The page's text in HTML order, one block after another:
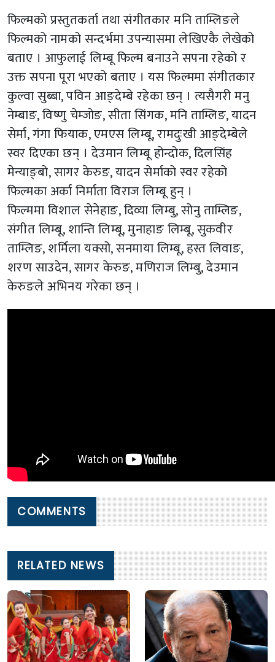
फिल्मको प्रस्तुतकर्ता तथा संगीतकार मनि ताम्लिङले
फिल्मको नामको सन्दर्भमा उपन्यासमा लेखिएकै लेखेको
बताए । आफुलाई लिम्बू फिल्म बनाउने सपना रहेको र
उक्त सपना पूरा भएको बताए । यस फिल्ममा संगीतकार
कुल्वा सुब्बा, पविन आङ्देम्बे रहेका छन् । त्यसैगरी मनु
नेम्बाङ, विष्णु चेम्जोङ, सीता सिंगक, मनि ताम्लिङ, यादन
सेर्मा, गंगा फियाक, एमएस लिम्बू, रामदुःखी आङ्देम्बेले
स्वर दिएका छन् । देउमान लिम्बू होन्दोक, दिलसिंह
मेन्याङ्बो, सागर केरुङ, यादन सेर्माको स्वर रहेको
फिल्मका अर्का निर्माता विराज लिम्बू हुन् ।
फिल्ममा विशाल सेनेहाङ, दिव्या लिम्बु, सोनु ताम्लिङ,
संगीत लिम्बू, शान्ति लिम्बू, मुनाहाङ लिम्बू, सुकवीर
ताम्लिङ, शर्मिला यक्सो, सनमाया लिम्बू, हस्त लिवाङ,
शरण साउदेन, सागर केरुङ, मणिराज लिम्बु, देउमान
केरुङले अभिनय गरेका छन् ।
COMMENTS
RELATED NEWS